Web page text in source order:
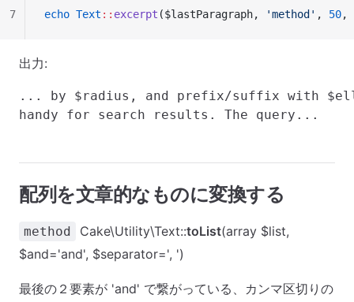
echo Text :: excerpt ($lastParagraph, 'method' , 50,
7
出力:
... by $radius, and prefix/suffix with
配列を文章的なものに変換する
method Cake\Utility\Text::toList(array $list,
$and='and', $separator=', ')
最後の２要素が 'and' で繋がっている、カンマ区切りの